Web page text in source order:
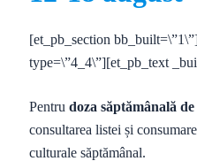
[et_pb_section
type=\”4_4\”][et_pb_text
Pentru doza săptămânală
consultarea listei și
culturale săptămânal.